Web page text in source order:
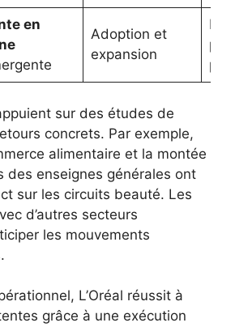
en
Adoption et
expansion
prix
sur des études de
concrets. Par exemple,
alimentaire et la montée
des enseignes générales ont
sur les circuits beauté. Les
d’autres secteurs
les mouvements
L’Oréal réussit à
grâce à une exécution